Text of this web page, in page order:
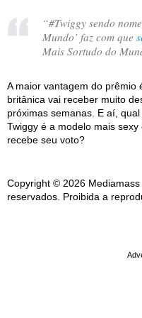
“#Twiggy sendo
Mundo’ faz com que
Mais Sortudo do
A maior vantagem do prêmio
britânica vai receber muito
próximas semanas. E aí,
Twiggy é a modelo mais
recebe seu voto?
Copyright © 2026
reservados. Proibida a